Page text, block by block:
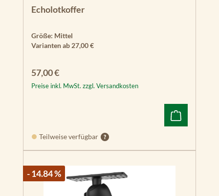
Echolotkoffer
Größe: Mittel
Varianten ab 27,00 €
Regulärer Preis:
57,00 €
Preise inkl. MwSt. zzgl. Versandkosten
Teilweise verfügbar
- 14.84 %